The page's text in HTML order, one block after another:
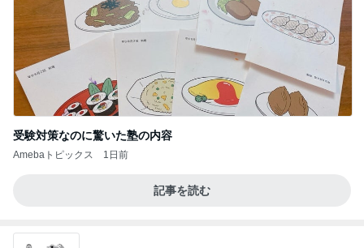
受験対策なのに驚いた塾の内容
Amebaトピックス 1日前
記事を読む